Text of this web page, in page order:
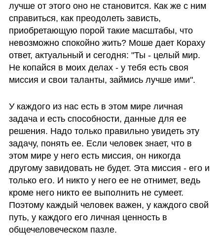
лучше от этого оно не становится. Как же с ним
справиться, как преодолеть зависть,
приобретающую порой такие масштабы, что
невозможно спокойно жить? Моше дает Кораху
ответ, актуальный и сегодня: "Ты - целый мир.
Не копайся в моих делах - у тебя есть своя
миссия и свои таланты, займись лучше ими".
У каждого из нас есть в этом мире личная
задача и есть способности, данные для ее
решения. Надо только правильно увидеть эту
задачу, понять ее. Если человек знает, что в
этом мире у него есть миссия, он никогда
другому завидовать не будет. Эта миссия - его и
только его. И никто у него ее не отнимет, ведь
кроме него никто ее выполнить не сумеет.
Поэтому каждый человек важен, у каждого свой
путь, у каждого его личная ценность в
общечеловеческом пазле.